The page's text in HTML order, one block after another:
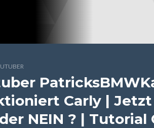
Carly | Jetzt
NEIN ? | Tutorial